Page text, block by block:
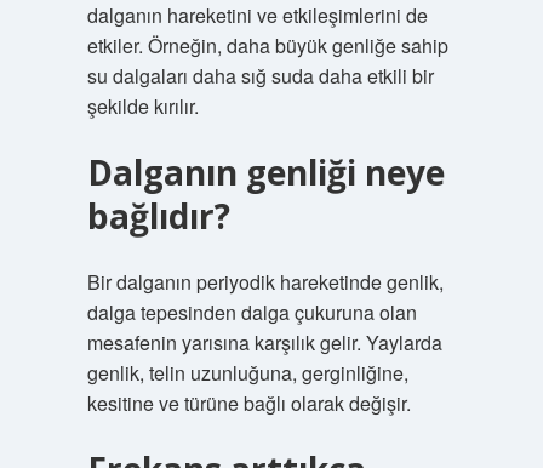
dalganın hareketini ve etkileşimlerini de
etkiler. Örneğin, daha büyük genliğe sahip
su dalgaları daha sığ suda daha etkili bir
şekilde kırılır.
Dalganın genliği neye
bağlıdır?
Bir dalganın periyodik hareketinde genlik,
dalga tepesinden dalga çukuruna olan
mesafenin yarısına karşılık gelir. Yaylarda
genlik, telin uzunluğuna, gerginliğine,
kesitine ve türüne bağlı olarak değişir.